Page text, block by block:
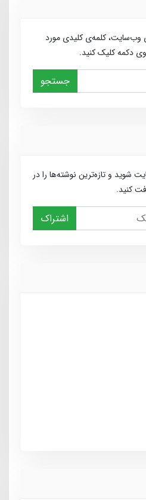
وب‌سایت، کلمه‌ی کلیدی مورد
دکمه کلیک کنید.
جستجو
شوید و تازه‌ترین نوشته‌ها را در
کنید.
اشتراک